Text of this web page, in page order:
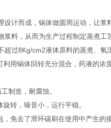
设计而成，锅体做圆周运动，让
料，从而为生产过程制定蒸煮工
8Kg/cm2液体原料的蒸煮、氧
锅体回转充分混合，药液的浓
造，耐腐蚀。
转，噪音小，运行平稳。
去了滑环碳刷在使用中产生的